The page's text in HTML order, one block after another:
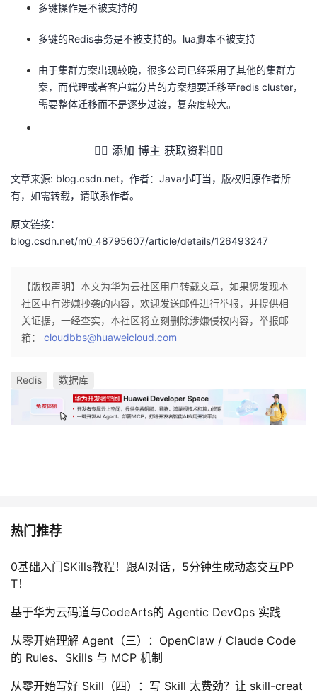
多键操作是不被支持的
多键的Redis事务是不被支持的。lua脚本不被支持
由于集群方案出现较晚，很多公司已经采用了其他的集群方
案，而代理或者客户端分片的方案想要迁移至redis cluster，
需要整体迁移而不是逐步过渡，复杂度较大。
👇🏻 添加 博主 获取资料👇🏻
文章来源: blog.csdn.net，作者：Java小叮当，版权归原作者所
有，如需转载，请联系作者。
原文链接：
blog.csdn.net/m0_48795607/article/details/126493247
【版权声明】本文为华为云社区用户转载文章，如果您发现本
社区中有涉嫌抄袭的内容，欢迎发送邮件进行举报，并提供相
关证据，一经查实，本社区将立刻删除涉嫌侵权内容，举报邮
箱： cloudbbs@huaweicloud.com
Redis 数据库
热门推荐
0基础入门SKills教程！跟AI对话，5分钟生成动态交互PP
T！
基于华为云码道与CodeArts的 Agentic DevOps 实践
从零开始理解 Agent（三）：OpenClaw / Claude Code
的 Rules、Skills 与 MCP 机制
从零开始写好 Skill（四）：写 Skill 太费劲？让 skill-creat